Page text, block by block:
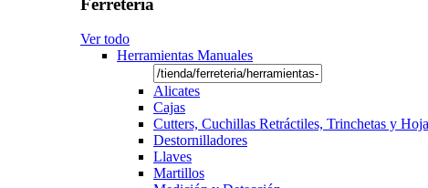
Ferretería
Ver todo
Herramientas Manuales
Alicates
Cajas
Cutters, Cuchillas Retráctiles, Trinchetas y
Destornilladores
Llaves
Martillos